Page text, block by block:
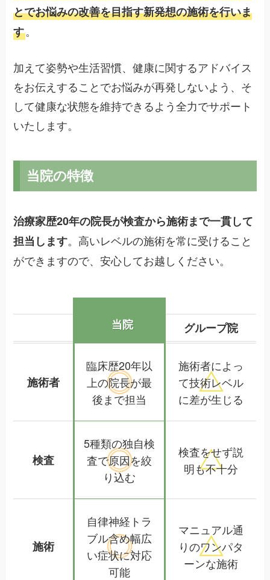
とでお悩みの改善を目指す新発想の施術を行いま
す。
加えて姿勢や生活習慣、健康に関するアドバイス
をお伝えすることでお悩みが再発しないよう、そ
して健康な状態を維持できるよう全力でサポート
いたします。
当院の特徴
治療家歴20年の院長が検査から施術まで一貫して
担当します。高いレベルの施術を常に受けること
ができますので、安心してお越しください。
当院 グループ院
施術者
臨床歴20年以
上の院長が最
後まで担当
施術者によっ
て技術レベル
に差が生じる
検査
5種類の独自検
査で原因を絞
り込む
検査をせず説
明も不十分
施術
自律神経トラ
ブル含め幅広
い症状に対応
可能
マニュアル通
りのワンパタ
ーンな施術